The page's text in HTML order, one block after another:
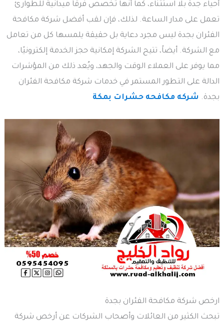
أحياء جدة بلا استثناء، كما أنها تخصص فرقاً ميدانية للطوارئ
تعمل على مدار الساعة. لذلك، فإن لقب أفضل شركة مكافحة
الفئران بجدة ليس مجرد دعاية بل حقيقة يلمسها كل من تعامل
مع الشركة. أيضاً، تتيح الشركة إمكانية حجز الخدمة إلكترونيًا،
مما يوفر على العملاء الوقت والجهد، ويُعد ذلك من المؤشرات
الدالة على التطور المستمر في خدمات شركة مكافحة الفئران
بجدة. شركه مكافحه حشرات بمكة
ارخص شركة مكافحة الفئران بجدة
تبحث الكثير من العائلات وأصحاب الشركات عن أرخص شركة